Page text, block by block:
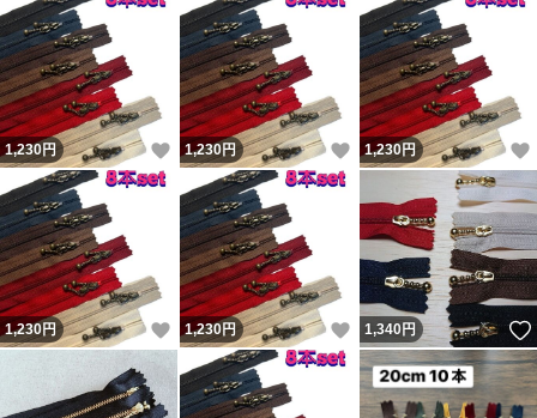
1,230円 いいね！
1,230円 いいね！
1,230円
1,230円 いいね！
1,230円 いいね！
1,340円